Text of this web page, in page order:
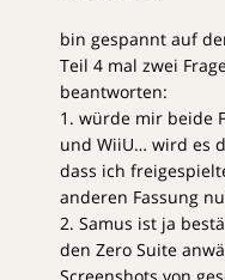
bin gespannt auf
Teil 4 mal zwei
beantworten:
1. würde mir beide
und WiiU… wird es
dass ich
anderen Fassung
2. Samus ist ja
den Zero Suite